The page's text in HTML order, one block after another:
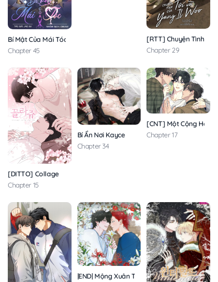
Bí Mật Của Mái Tóc
Chapter 45
[RTT] Chuyện Tình
Chapter 29
[DITTO] Collage
Chapter 15
Bí Ẩn Nơi Kayce
Chapter 34
[CNT] Một Cộng Hai
Chapter 17
|END| Mộng Xuân Thì